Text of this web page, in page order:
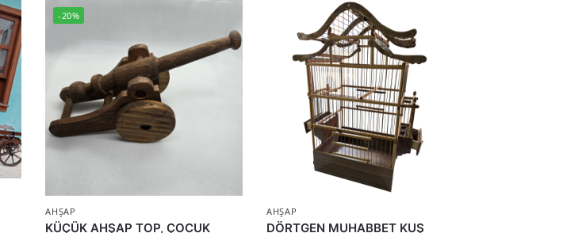
-20%
AHŞAP
KÜÇÜK AHŞAP TOP, ÇOCUK
AHŞAP
DÖRTGEN MUHABBET KUŞ